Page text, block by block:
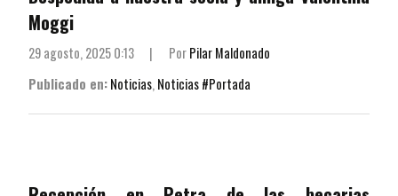
Moggi
29 agosto, 2025 0:13 | PorPilar Maldonado
Publicado en:Noticias, Noticias #Portada